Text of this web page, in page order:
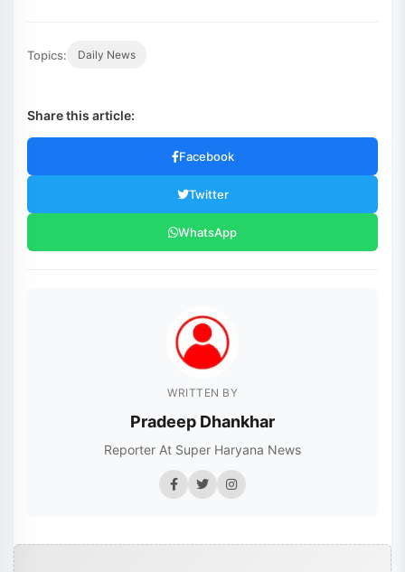
Topics: Daily News
Share this article:
Facebook
Twitter
WhatsApp
WRITTEN BY
Pradeep Dhankhar
Reporter At Super Haryana News